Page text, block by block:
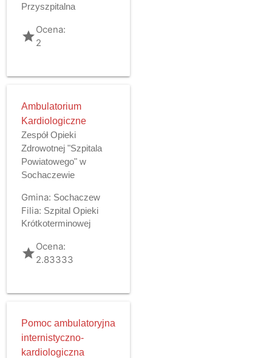
Przyszpitalna
gradeOcena:
2
Ambulatorium
Kardiologiczne
Zespół Opieki
Zdrowotnej "Szpitala
Powiatowego" w
Sochaczewie
Gmina: Sochaczew
Filia: Szpital Opieki
Krótkoterminowej
gradeOcena:
2.83333
Pomoc ambulatoryjna
internistyczno-
kardiologiczna